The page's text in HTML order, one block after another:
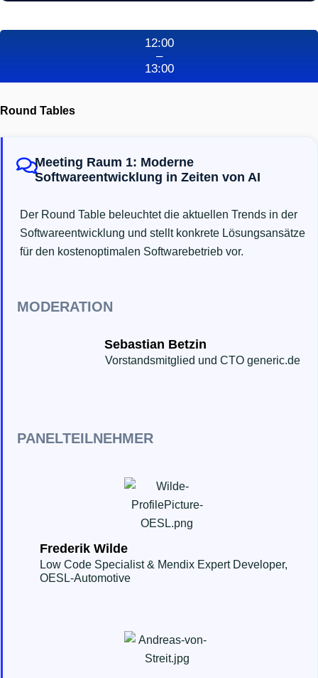
12:00
–
13:00
Round Tables
Meeting Raum 1: Moderne
Softwareentwicklung in Zeiten von AI
Der Round Table beleuchtet die aktuellen Trends in der
Softwareentwicklung und stellt konkrete Lösungsansätze
für den kostenoptimalen Softwarebetrieb vor.
MODERATION
Sebastian Betzin
Vorstandsmitglied und CTO generic.de
PANELTEILNEHMER
Frederik Wilde
Low Code Specialist & Mendix Expert Developer,
OESL-Automotive